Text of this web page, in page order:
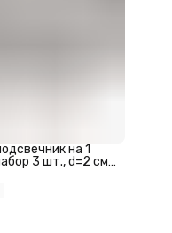
на 1
3 шт., d=2 см,
см